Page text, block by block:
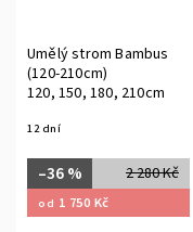
Umělý strom Bambus
(120-210cm)
120, 150, 180, 210cm
12 dní
2 280 Kč
–36 %
od 1 750 Kč